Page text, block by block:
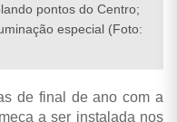
pontos do Centro;
especial (Foto:
de final de ano com a
a ser instalada nos